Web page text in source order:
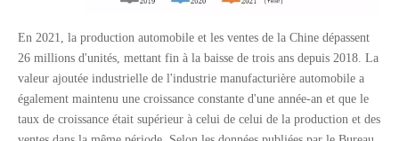
En 2021, la production automobile et les ventes de la Chine dépassent
26 millions d'unités, mettant fin à la baisse de trois ans depuis 2018. La
valeur ajoutée industrielle de l'industrie manufacturière automobile a
également maintenu une croissance constante d'une année-an et que le
taux de croissance était supérieur à celui de celui de la production et des